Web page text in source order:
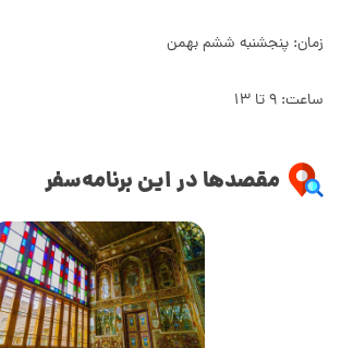
زمان: پنجشنبه ششم بهمن
ساعت: ۹ تا ۱۳
مقصدها در این برنامه‌سفر